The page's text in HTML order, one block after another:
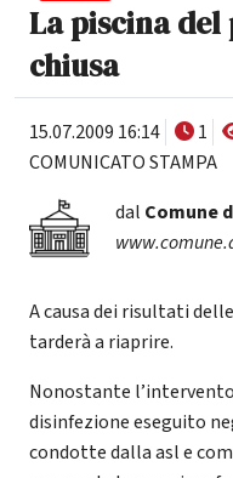
La piscina del
chiusa
15.07.2009 16:14 1
COMUNICATO STAMPA
dal Comune
A causa dei risultati
tarderà a riaprire.
Nonostante
disinfezione eseguito
condotte dalla asl e